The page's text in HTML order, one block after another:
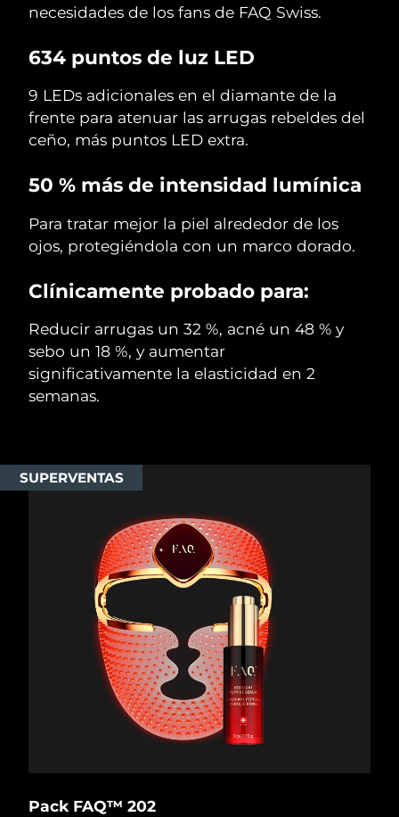
necesidades de los fans de FAQ Swiss.
634 puntos de luz LED
9 LEDs adicionales en el diamante de la
frente para atenuar las arrugas rebeldes del
ceño, más puntos LED extra.
50 % más de intensidad lumínica
Para tratar mejor la piel alrededor de los
ojos, protegiéndola con un marco dorado.
Clínicamente probado para:
Reducir arrugas un 32 %, acné un 48 % y
sebo un 18 %, y aumentar
significativamente la elasticidad en 2
semanas.
SUPERVENTAS
Pack FAQ™ 202